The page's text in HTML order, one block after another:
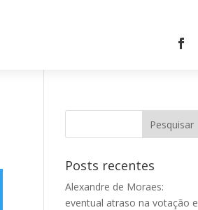
Posts recentes
Alexandre de Moraes:
eventual atraso na votação e